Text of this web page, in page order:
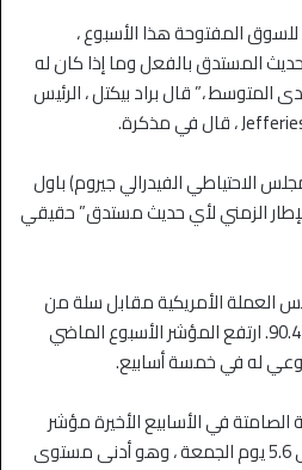
المفتوحة هذا الأسبوع ،
المستدق بالفعل وما إذا كان له
المتوسط ​​،” قال براد بيكتل ، الرئيس
الاحتياطي الفيدرالي جيروم) باول
الزمني لأي حديث مستدق” حقيقي
العملة الأمريكية مقابل سلة من
ست عملات ، بنسبة 0.1٪ إلى 90.427. ارتفع المؤشر الأسبوع الماضي
في الأسابيع الأخيرة مؤشر
تقلب دويتشه بنك للفوركس إلى 5.6 يوم الجمعة ، وهو أدنى مستوى